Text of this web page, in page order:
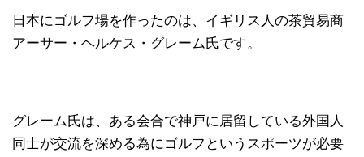
日本にゴルフ場を作ったのは、イギリス人の茶貿易商
アーサー・ヘルケス・グレーム氏です。
グレーム氏は、ある会合で神戸に居留している外国人
同士が交流を深める為にゴルフというスポーツが必要